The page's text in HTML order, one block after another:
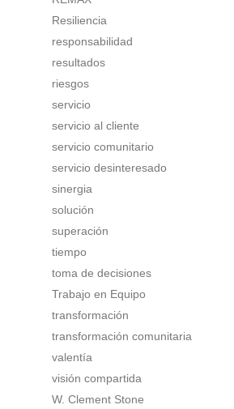
Resiliencia
responsabilidad
resultados
riesgos
servicio
servicio al cliente
servicio comunitario
servicio desinteresado
sinergia
solución
superación
tiempo
toma de decisiones
Trabajo en Equipo
transformación
transformación comunitaria
valentía
visión compartida
W. Clement Stone